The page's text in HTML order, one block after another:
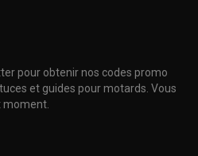
pour obtenir nos codes promo
et guides pour motards. Vous
moment.